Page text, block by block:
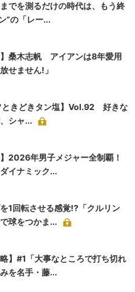
でを測るだけの時代は、もう終
”の「レー...
】桑木志帆 アイアンは8年愛用
せません!」
ときどきタン塩】Vol.92 好きな
シャ...
】2026年男子メジャー全制覇！
イナミック...
1回転させる感覚!?「クルリン
球をつかま...
略】#1「大事なところで打ち切れ
を名手・藤...